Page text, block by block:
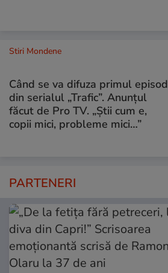
Stiri Mondene
Când se va difuza primul episod
din serialul „Trafic”. Anunțul
făcut de Pro TV. „Știi cum e,
copii mici, probleme mici…”
PARTENERI